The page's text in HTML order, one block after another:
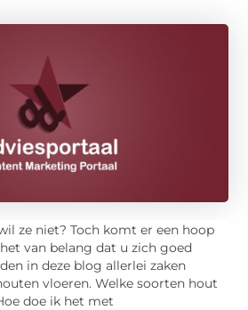
ze niet? Toch komt er een hoop
van belang dat u zich goed
in deze blog allerlei zaken
vloeren. Welke soorten hout
doe ik het met